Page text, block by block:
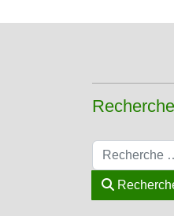
Recherche
Rechercher